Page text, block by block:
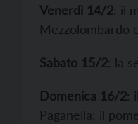
Venerdì 14/2: il
Mezzolombardo
Sabato 15/2: la
Domenica 16/2:
Paganella; il